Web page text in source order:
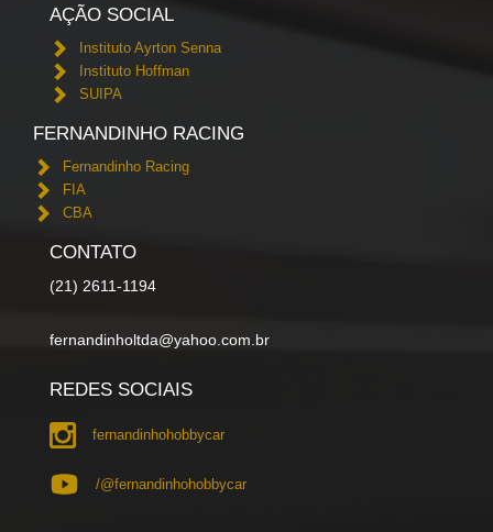
AÇÃO SOCIAL
Instituto Ayrton Senna
Instituto Hoffman
SUIPA
FERNANDINHO RACING
Fernandinho Racing
FIA
CBA
CONTATO
(21) 2611-1194
fernandinholtda@yahoo.com.br
REDES SOCIAIS
fernandinhohobbycar
/@fernandinhohobbycar